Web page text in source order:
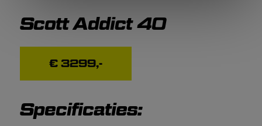
Scott Addict 40
€ 3299,-
Specificaties: